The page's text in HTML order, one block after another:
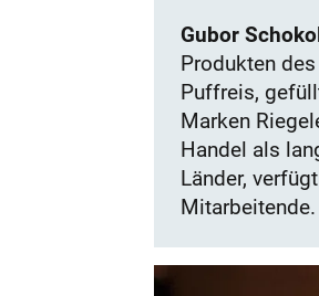
Gubor
Produkten
Puffreis,
Marken
Handel als
Länder,
Mitarbeitende.